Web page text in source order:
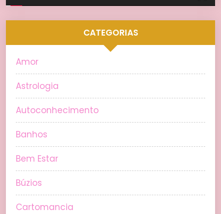
CATEGORIAS
Amor
Astrologia
Autoconhecimento
Banhos
Bem Estar
Búzios
Cartomancia